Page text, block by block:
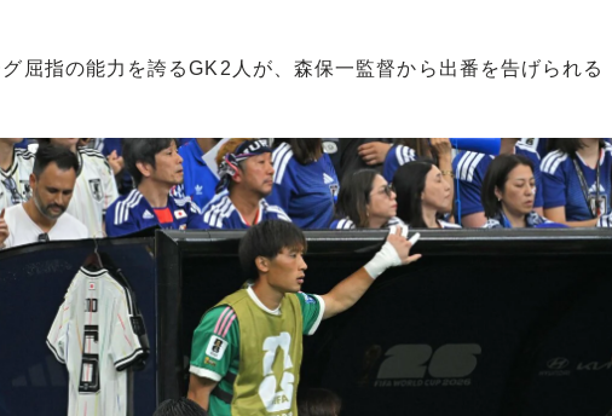
屈指の能力を誇るGK2人が、森保一監督から出番を告げられる